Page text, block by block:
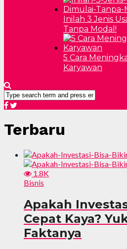
Inilah 3 Jenis
Tanpa Modal!
5 Cara
Karyawan
Terbaru
1.8K
Bisnis
Apakah
Cepat Kaya?
Faktanya